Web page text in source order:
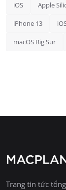
iOS Apple
iPhone 13
macOS Big Sur
Trang tin tức